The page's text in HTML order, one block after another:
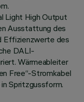
Light High Output
Ausstattung des
Effizienzwerte des
DALI-
Wärmeableiter
Free“-Stromkabel
Spritzgussform.